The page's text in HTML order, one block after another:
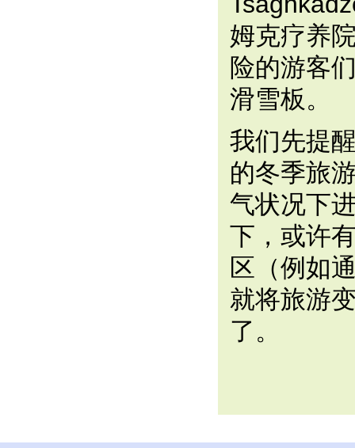
姆克疗养
险的游客
滑雪板。
我们先提
的冬季旅
气状况下
下，或许
区（例如
就将旅游
了。